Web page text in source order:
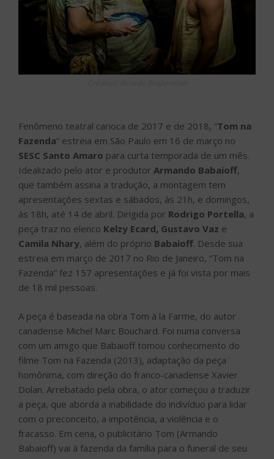
Fenômeno teatral carioca de 2017 e de 2018, “Tom na
Fazenda” estreia em São Paulo em 16 de março no
SESC Santo Amaro para curta temporada de um mês.
Idealizado pelo ator e produtor Armando Babaioff,
que também assina a tradução, a montagem tem
apresentações sextas e sábados, às 21h, e domingos,
às 18h, até 14 de abril. Dirigida por Rodrigo Portella, a
peça traz no elenco Kelzy Ecard, Gustavo Vaz e
Camila Nhary, além do próprio Babaioff. Desde sua
estreia em março de 2017 no Rio de Janeiro, “Tom na
Fazenda” fez 157 apresentações e já foi vista por mais
de 18 mil pessoas.
A peça é baseada na obra Tom à la Farme, do autor
canadense Michel Marc Bouchard. Foi numa conversa
com um amigo que Babaioff tomou conhecimento do
filme Tom na Fazenda (2013), adaptação da peça
homônima, com direção do franco-canadense Xavier
Dolan. Arrebatado pela obra, o ator começou a traduzir
a peça, que aborda a inabilidade do indivíduo para lidar
com o preconceito, a impotência, a violência e o
fracasso. Em cena, o publicitário Tom (Armando
Babaioff) vai à fazenda da família para o funeral de seu